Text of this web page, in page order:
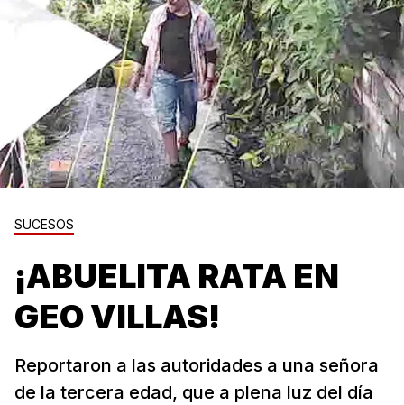
SUCESOS
¡ABUELITA RATA EN
GEO VILLAS!
Reportaron a las autoridades a una señora
de la tercera edad, que a plena luz del día